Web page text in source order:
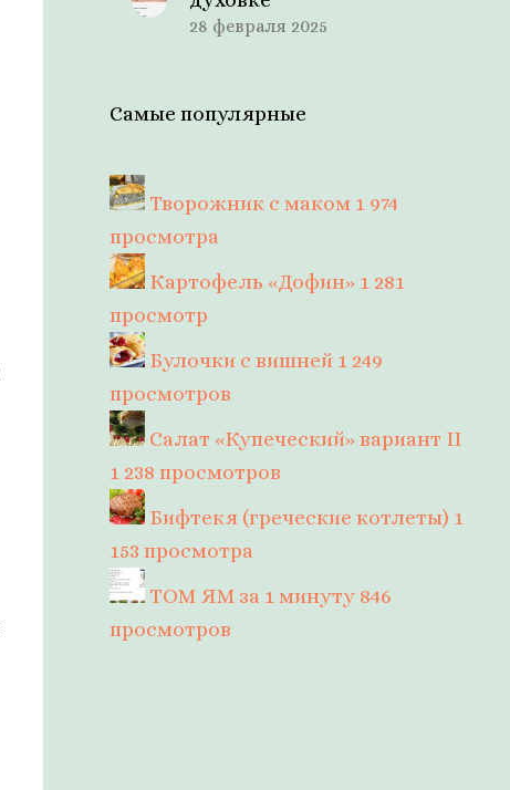
28 февраля 2025
Самые популярные
Творожник с маком 1 974
просмотра
Картофель «Дофин» 1 281
просмотр
Булочки с вишней 1 249
просмотров
Салат «Купеческий» вариант II
1 238 просмотров
Бифтекя (греческие котлеты) 1
153 просмотра
ТОМ ЯМ за 1 минуту 846
просмотров